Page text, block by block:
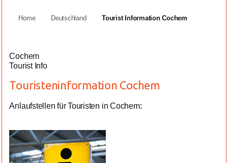
Home Deutschland Tourist Information Cochem
Cochem
Tourist Info
Touristeninformation Cochem
Anlaufstellen für Touristen in Cochem: